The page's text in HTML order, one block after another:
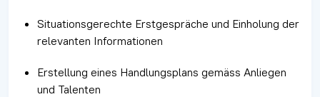
Situationsgerechte Erstgespräche und Einholung der
relevanten Informationen
Erstellung eines Handlungsplans gemäss Anliegen
und Talenten